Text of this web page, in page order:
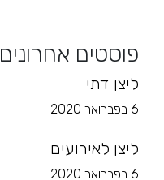
פוסטים אחרונים
ליצן דתי
6 בפברואר 2020
ליצן לאירועים
6 בפברואר 2020